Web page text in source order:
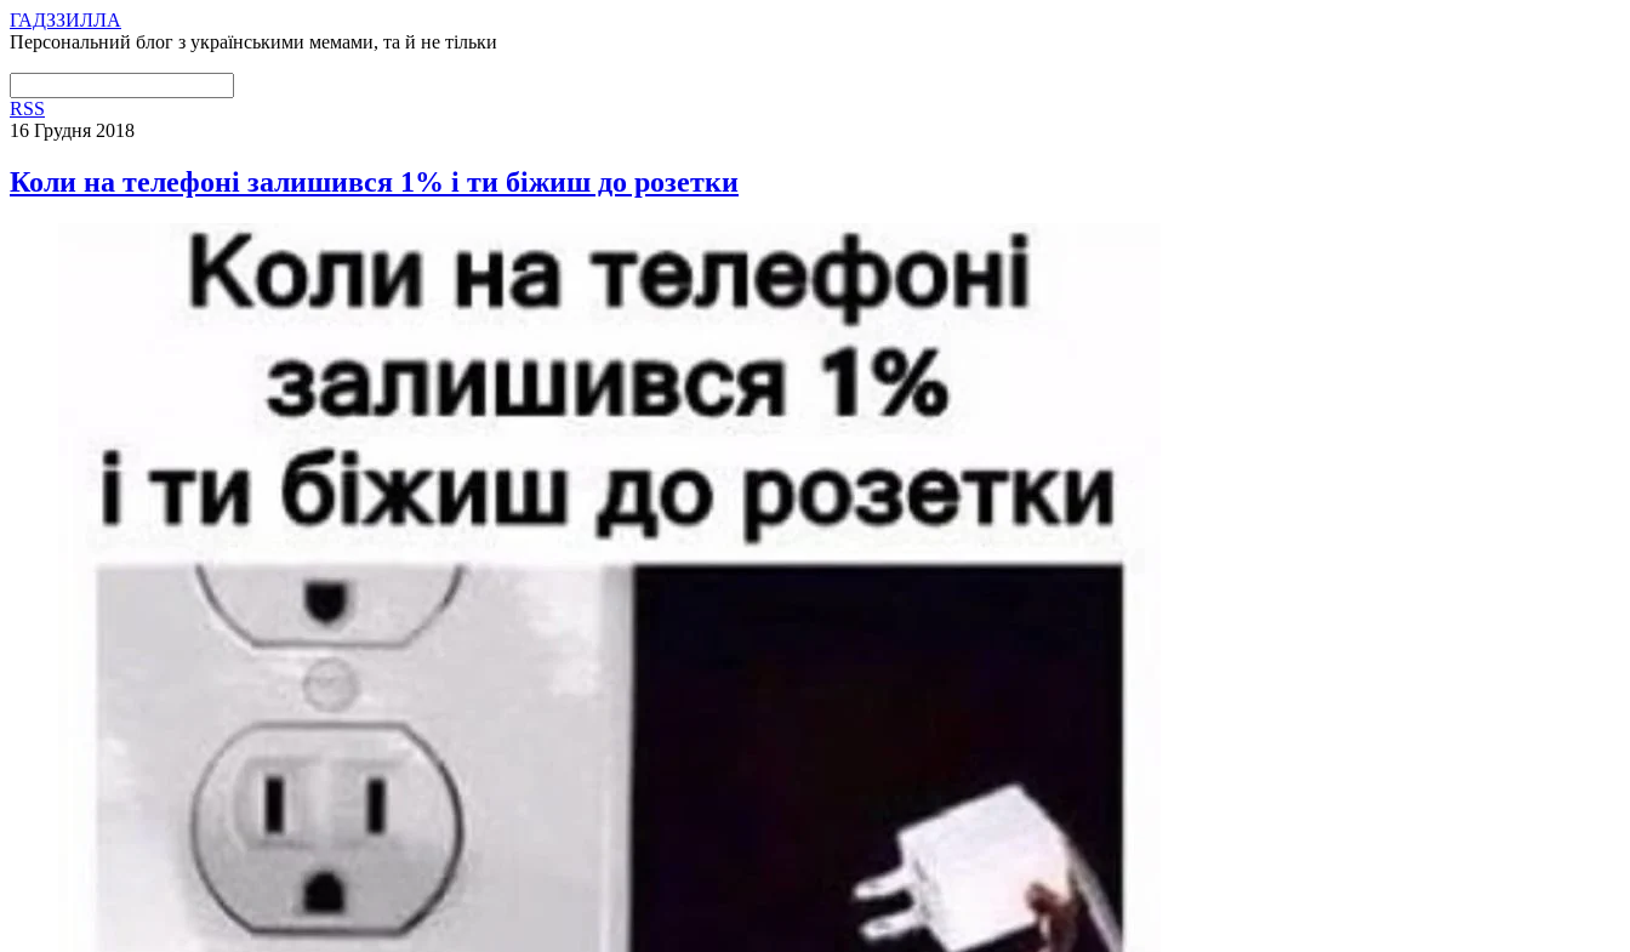
ГАДЗЗИЛЛА
Персональний блог з українськими мемами, та й не тільки
RSS
16 Грудня 2018
Коли на телефоні залишився 1% і ти біжиш до розетки